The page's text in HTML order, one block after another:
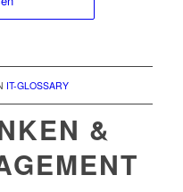
IT-GLOSSARY
&